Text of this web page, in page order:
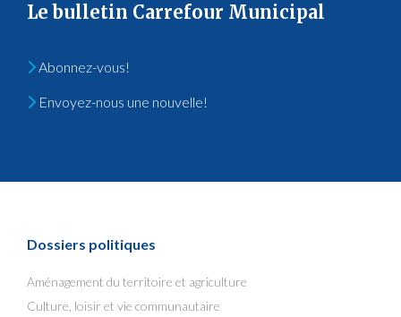
Le bulletin Carrefour Municipal
Abonnez-vous!
Envoyez-nous une nouvelle!
Dossiers politiques
Aménagement du territoire et agriculture
Culture, loisir et vie communautaire